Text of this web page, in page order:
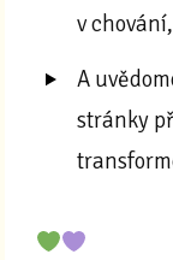
v
A
stránky